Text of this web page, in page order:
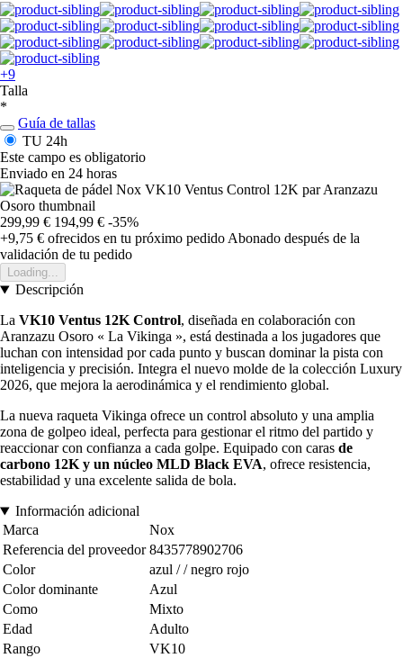
+9
Talla
*
Guía de tallas
TU 24h
Este campo es obligatorio
Enviado en 24 horas
299,99 € 194,99 € -35%
+9,75 € ofrecidos en tu próximo pedido Abonado después de la
validación de tu pedido
Loading...
Descripción
La VK10 Ventus 12K Control, diseñada en colaboración con
Aranzazu Osoro « La Vikinga », está destinada a los jugadores que
luchan con intensidad por cada punto y buscan dominar la pista con
inteligencia y precisión. Integra el nuevo molde de la colección Luxury
2026, que mejora la aerodinámica y el rendimiento global.
La nueva raqueta Vikinga ofrece un control absoluto y una amplia
zona de golpeo ideal, perfecta para gestionar el ritmo del partido y
reaccionar con confianza a cada golpe. Equipado con caras de
carbono 12K y un núcleo MLD Black EVA, ofrece resistencia,
estabilidad y una excelente salida de bola.
Información adicional
Marca
Nox
Referencia del proveedor 8435778902706
Color
azul / / negro rojo
Color dominante
Azul
Como
Mixto
Edad
Adulto
Rango
VK10